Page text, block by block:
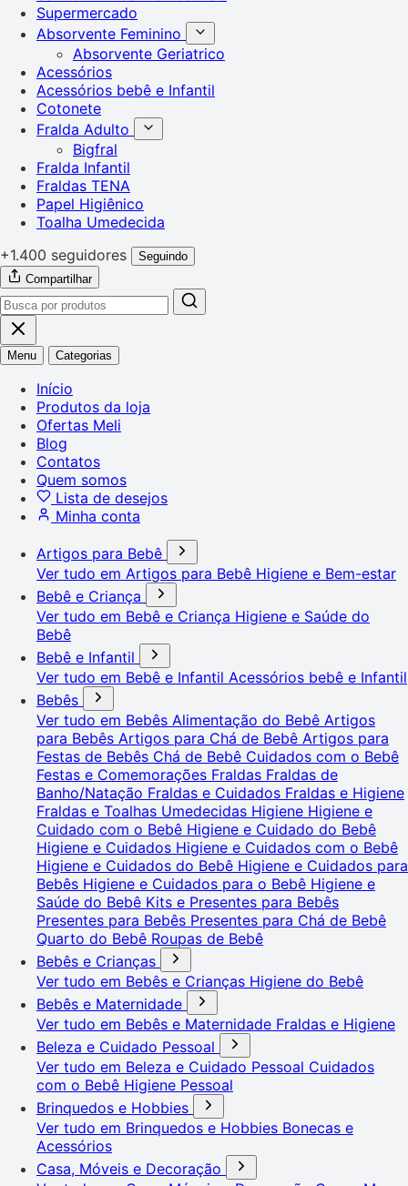
Supermercado
Absorvente Feminino
Absorvente Geriatrico
Acessórios
Acessórios bebê e Infantil
Cotonete
Fralda Adulto
Bigfral
Fralda Infantil
Fraldas TENA
Papel Higiênico
Toalha Umedecida
+1.400 seguidores
Seguindo
Compartilhar
Menu Categorias
Início
Produtos da loja
Ofertas Meli
Blog
Contatos
Quem somos
Lista de desejos
Minha conta
Artigos para Bebê
Ver tudo em Artigos para Bebê Higiene e Bem-estar
Bebê e Criança
Ver tudo em Bebê e Criança Higiene e Saúde do
Bebê
Bebê e Infantil
Ver tudo em Bebê e Infantil Acessórios bebê e Infantil
Bebês
Ver tudo em Bebês Alimentação do Bebê Artigos
para Bebês Artigos para Chá de Bebê Artigos para
Festas de Bebês Chá de Bebê Cuidados com o Bebê
Festas e Comemorações Fraldas Fraldas de
Banho/Natação Fraldas e Cuidados Fraldas e Higiene
Fraldas e Toalhas Umedecidas Higiene Higiene e
Cuidado com o Bebê Higiene e Cuidado do Bebê
Higiene e Cuidados Higiene e Cuidados com o Bebê
Higiene e Cuidados do Bebê Higiene e Cuidados para
Bebês Higiene e Cuidados para o Bebê Higiene e
Saúde do Bebê Kits e Presentes para Bebês
Presentes para Bebês Presentes para Chá de Bebê
Quarto do Bebê Roupas de Bebê
Bebês e Crianças
Ver tudo em Bebês e Crianças Higiene do Bebê
Bebês e Maternidade
Ver tudo em Bebês e Maternidade Fraldas e Higiene
Beleza e Cuidado Pessoal
Ver tudo em Beleza e Cuidado Pessoal Cuidados
com o Bebê Higiene Pessoal
Brinquedos e Hobbies
Ver tudo em Brinquedos e Hobbies Bonecas e
Acessórios
Casa, Móveis e Decoração